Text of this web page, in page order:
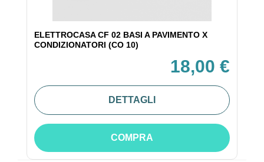
ELETTROCASA CF 02 BASI A PAVIMENTO X
CONDIZIONATORI (CO 10)
18,00 €
DETTAGLI
COMPRA